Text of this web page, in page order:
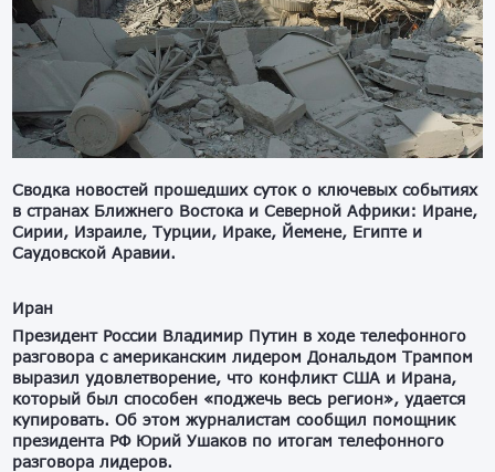
Сводка новостей прошедших суток о ключевых событиях
в странах Ближнего Востока и Северной Африки: Иране,
Сирии, Израиле, Турции, Ираке, Йемене, Египте и
Саудовской Аравии.
Иран
Президент России Владимир Путин в ходе телефонного
разговора с американским лидером Дональдом Трампом
выразил удовлетворение, что конфликт США и Ирана,
который был способен «поджечь весь регион», удается
купировать. Об этом журналистам сообщил помощник
президента РФ Юрий Ушаков по итогам телефонного
разговора лидеров.